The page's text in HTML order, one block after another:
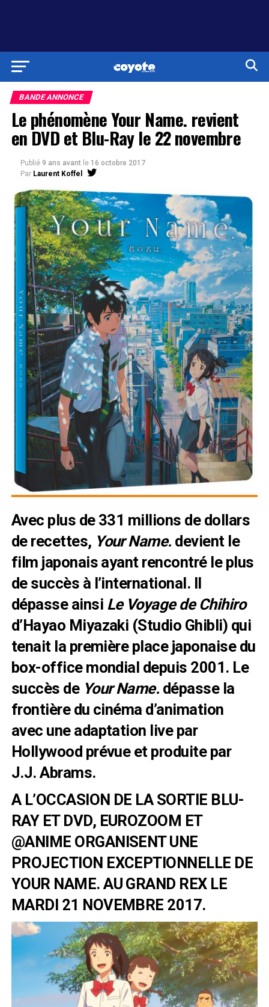
BANDE ANNONCE
Le phénomène Your Name. revient
en DVD et Blu-Ray le 22 novembre
Publié 9 ans avant le 16 octobre 2017
Par Laurent Koffel
Avec plus de 331 millions de dollars
de recettes, Your Name. devient le
film japonais ayant rencontré le plus
de succès à l’international. Il
dépasse ainsi Le Voyage de Chihiro
d’Hayao Miyazaki (Studio Ghibli) qui
tenait la première place japonaise du
box-office mondial depuis 2001. Le
succès de Your Name. dépasse la
frontière du cinéma d’animation
avec une adaptation live par
Hollywood prévue et produite par
J.J. Abrams.
A L’OCCASION DE LA SORTIE BLU-
RAY ET DVD, EUROZOOM ET
@ANIME ORGANISENT UNE
PROJECTION EXCEPTIONNELLE DE
YOUR NAME. AU GRAND REX LE
MARDI 21 NOVEMBRE 2017.